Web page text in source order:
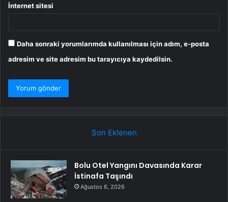
İnternet sitesi
Daha sonraki yorumlarımda kullanılması için adım, e-posta
adresim ve site adresim bu tarayıcıya kaydedilsin.
Son Eklenen
Bolu Otel Yangını Davasında Karar
İstinafa Taşındı
Ağustos 6, 2026